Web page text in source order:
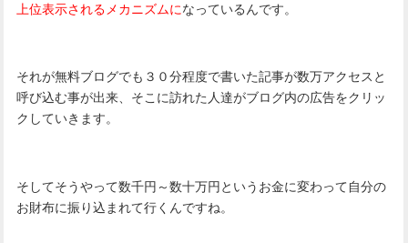
上位表示されるメカニズムになっているんです。
それが無料ブログでも３０分程度で書いた記事が数万アクセスと
呼び込む事が出来、そこに訪れた人達がブログ内の広告をクリッ
クしていきます。
そしてそうやって数千円～数十万円というお金に変わって自分の
お財布に振り込まれて行くんですね。